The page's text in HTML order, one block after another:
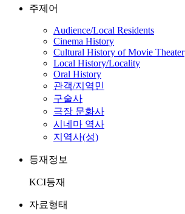
주제어
Audience/Local Residents
Cinema History
Cultural History of Movie Theater
Local History/Locality
Oral History
관객/지역민
구술사
극장 문화사
시네마 역사
지역사(성)
등재정보
KCI등재
자료형태